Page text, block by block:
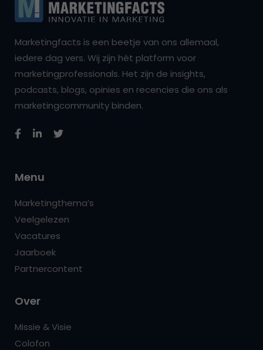
Marketingfacts is een beetje van ons allemaal,
iedere dag vers. Wij zijn hét platform voor
marketingprofessionals. Het zijn de insights,
podcasts, blogs, opinies en recencies die ons als
marketingcommunity binden.
Menu
Marketingthema’s
Veelgelezen
Vacatures
Jaarboek
Partnercontent
Over
Missie & Visie
Colofon